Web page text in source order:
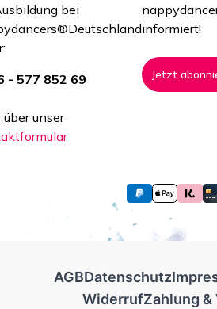
bei
- 577 852 69
über unser
informiert!
Jetzt
AGBDatenschutz
WiderrufZahlung &